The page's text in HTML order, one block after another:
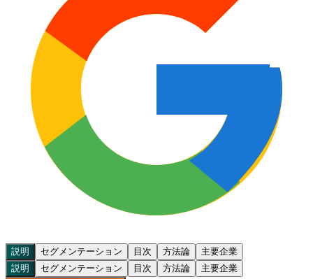
説明 セグメンテーション 目次 方法論
主要企業
説明
セグメンテーション 目次 方法論
主要企業